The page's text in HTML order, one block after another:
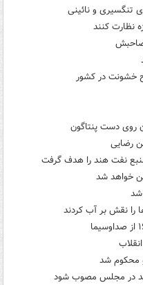
تنگسیری و نائینی
نظارت کنند
صاحبش
خشونت در کشور
رضایی
نفت هند را هدف گرفت
خواهد شد
شد
را نقش بر آب کردند
باید در مجلس مصوب شود